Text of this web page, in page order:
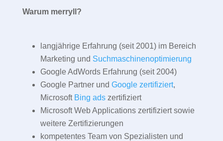
Warum merryll?
langjährige Erfahrung (seit 2001) im Bereich
Marketing und Suchmaschinenoptimierung
Google AdWords Erfahrung (seit 2004)
Google Partner und Google zertifiziert,
Microsoft Bing adszertifiziert
Microsoft Web Applications zertifiziert sowie
weitere Zertifizierungen
kompetentes Team von Spezialisten und